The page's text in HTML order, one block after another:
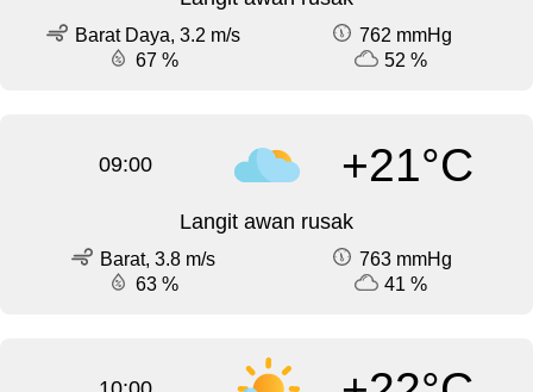
Barat Daya, 3.2 m/s
762 mmHg
67 %
52 %
09:00 +21°C
Langit awan rusak
Barat, 3.8 m/s
763 mmHg
63 %
41 %